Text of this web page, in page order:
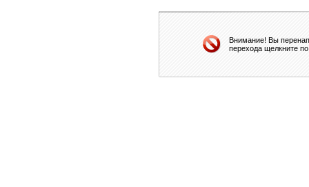
Внимание! Вы
перехода щелкните